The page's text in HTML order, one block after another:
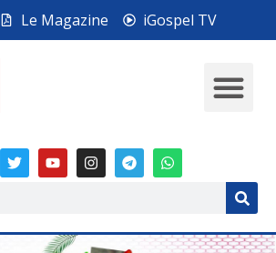
Le Magazine iGospel TV